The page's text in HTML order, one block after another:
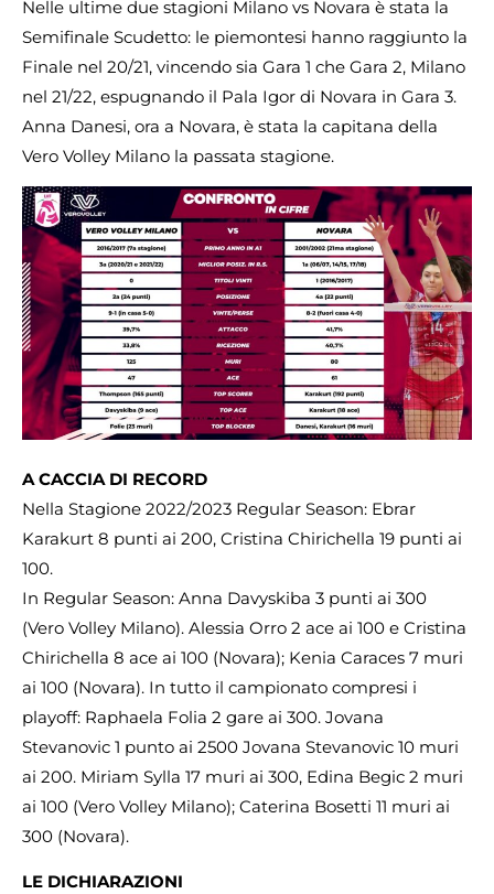
Nelle ultime due stagioni Milano vs Novara è stata la
Semifinale Scudetto: le piemontesi hanno raggiunto la
Finale nel 20/21, vincendo sia Gara 1 che Gara 2, Milano
nel 21/22, espugnando il Pala Igor di Novara in Gara 3.
Anna Danesi, ora a Novara, è stata la capitana della
Vero Volley Milano la passata stagione.
A CACCIA DI RECORD
Nella Stagione 2022/2023 Regular Season: Ebrar
Karakurt 8 punti ai 200, Cristina Chirichella 19 punti ai
100.
In Regular Season: Anna Davyskiba 3 punti ai 300
(Vero Volley Milano). Alessia Orro 2 ace ai 100 e Cristina
Chirichella 8 ace ai 100 (Novara); Kenia Caraces 7 muri
ai 100 (Novara). In tutto il campionato compresi i
playoff: Raphaela Folia 2 gare ai 300. Jovana
Stevanovic 1 punto ai 2500 Jovana Stevanovic 10 muri
ai 200. Miriam Sylla 17 muri ai 300, Edina Begic 2 muri
ai 100 (Vero Volley Milano); Caterina Bosetti 11 muri ai
300 (Novara).
LE DICHIARAZIONI